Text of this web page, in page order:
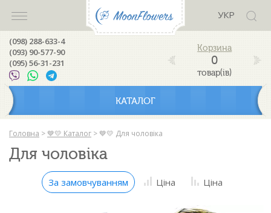
УКР
(098) 288-633-4
(093) 90-577-90
(095) 56-31-231
0
товар(ів)
КАТАЛОГ
Головна > 💙💛 Каталог > 💙💛 Для чоловіка
Для чоловіка
За замовчуванням Ціна Ціна